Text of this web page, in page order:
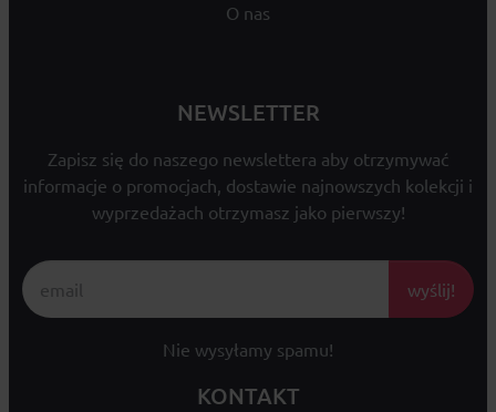
O nas
NEWSLETTER
Zapisz się do naszego newslettera aby otrzymywać
informacje o promocjach, dostawie najnowszych kolekcji i
wyprzedażach otrzymasz jako pierwszy!
wyślij!
Nie wysyłamy spamu!
KONTAKT